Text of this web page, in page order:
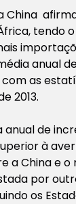
China
tendo
anual
com as
2013.
anual de
à
a China e o
por
os